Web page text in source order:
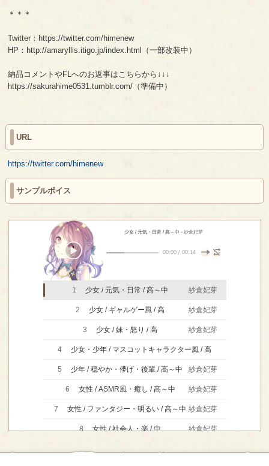
＊＊＊
Twitter：https://twitter.com/himenew
HP：http://amaryllis.itigo.jp/index.html（一部改装中）
納品コメントやFLへのお返事はこちらから↓↓↓
https://sakurahime0531.tumblr.com/（準備中）
URL
https://twitter.com/himenew
サンプルボイス
少女 / 元気・日常 / 高～中 - 紗倉妃芽
00:00/ 00:14
1 少女 / 元気・日常 / 高～中 紗倉妃芽
2 少女 / ギャルゲー風 / 高 紗倉妃芽
3 少女 / 妹・怒り / 高 紗倉妃芽
4 少女・少年 / マスコットキャラクター風 / 高
紗倉妃芽
5 少年 / 穏やか・儚げ・後輩 / 高～中 紗倉妃芽
6 女性 / ASMR風・癒し / 高～中 紗倉妃芽
7 女性 / ファンタジー・明るい / 高～中 紗倉妃芽
8 女性 / 社会人・楽 / 中 紗倉妃芽